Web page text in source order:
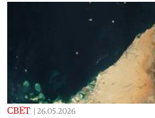
СВЕТ 26.05.2026